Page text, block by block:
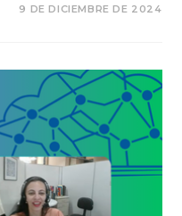
9 DE DICIEMBRE DE 2024